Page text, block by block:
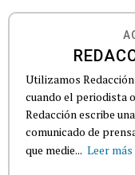
Utilizamos
cuando el periodista
Redacción escribe
comunicado de
que medie... Leer más